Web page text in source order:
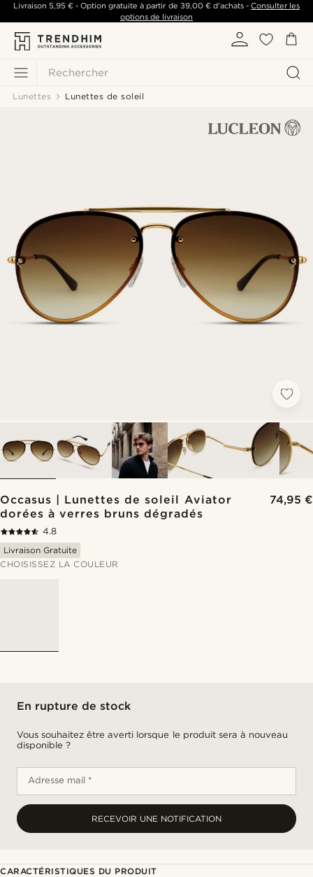
Rechercher
Livraison 5,95 €- Option gratuite à partir de 39,00 €d'achats -Consulter les
options de livraison
Lunettes Lunettes de soleil
Occasus | Lunettes de soleil Aviator
dorées à verres bruns dégradés
74,95 €
4.8
Livraison Gratuite
CHOISISSEZ LA COULEUR
En rupture de stock
Vous souhaitez être averti lorsque le produit sera à nouveau
disponible ?
Adresse mail *
RECEVOIR UNE NOTIFICATION
CARACTÉRISTIQUES DU PRODUIT